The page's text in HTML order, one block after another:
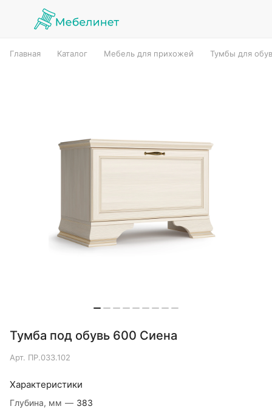
Главная Каталог Мебель для прихожей Тумбы для
Тумба под обувь 600 Сиена
Арт. ПР.033.102
Характеристики
Глубина, мм — 383